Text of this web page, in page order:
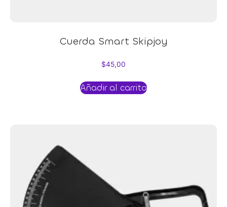
Cuerda Smart Skipjoy
$45,00
Añadir al carrito